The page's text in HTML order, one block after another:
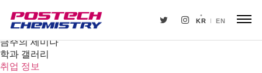
KR EN
뉴스
공지사항
금주의 세미나
학과 갤러리
취업 정보